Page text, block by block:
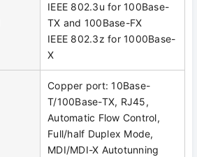
IEEE 802.3u for 100Base-
TX and 100Base-FX
IEEE 802.3z for 1000Base-
X
Copper port: 10Base-
T/100Base-TX, RJ45,
Automatic Flow Control,
Full/half Duplex Mode,
MDI/MDI-X Autotunning